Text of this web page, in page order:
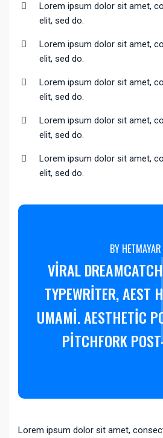
Lorem ipsum dolor sit amet,
elit, sed do.
Lorem ipsum dolor sit amet,
elit, sed do.
Lorem ipsum dolor sit amet,
elit, sed do.
Lorem ipsum dolor sit amet,
elit, sed do.
Lorem ipsum dolor sit amet,
elit, sed do.
BY HETMAYAR
VIRAL
TYPEWRITER, AEST
UMAMI. AESTHETIC
PITCHFORK
Lorem ipsum dolor sit amet,